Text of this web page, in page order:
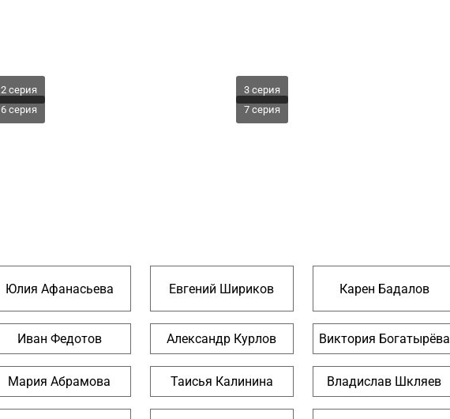
2 серия 3 серия
6 серия 7 серия
Юлия Афанасьева Евгений Шириков Карен Бадалов
Иван Федотов Александр Курлов Виктория Богатырёва
Мария Абрамова Таисья Калинина Владислав Шкляев